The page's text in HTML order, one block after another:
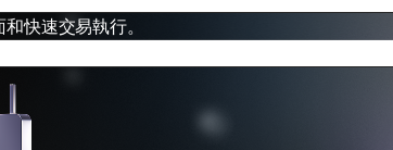
快速交易執行。